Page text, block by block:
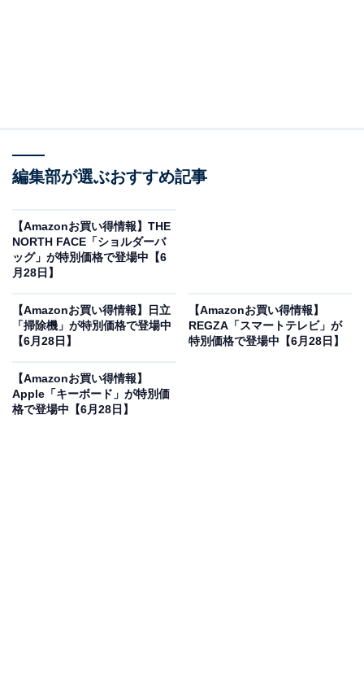
Amazonのセール商品から売れ筋ランキングまで、毎日のお買いも
※本記事で紹介している商品の購入やサービスの利用により、売上の一部が
オールアバウトに還元されることがあります。
PHILIPSの「タブレット」が限定価格に！ 19％オ
フで登場
編集部が選ぶおすすめ記事
【Amazonお買い得情報】THE
NORTH FACE「ショルダーバ
ッグ」が特別価格で登場中【6
月28日】
【Amazonお買い得情報】日立
「掃除機」が特別価格で登場中
【6月28日】
【Amazonお買い得情報】
REGZA「スマートテレビ」が
特別価格で登場中【6月28日】
【Amazonお買い得情報】
Apple「キーボード」が特別価
格で登場中【6月28日】